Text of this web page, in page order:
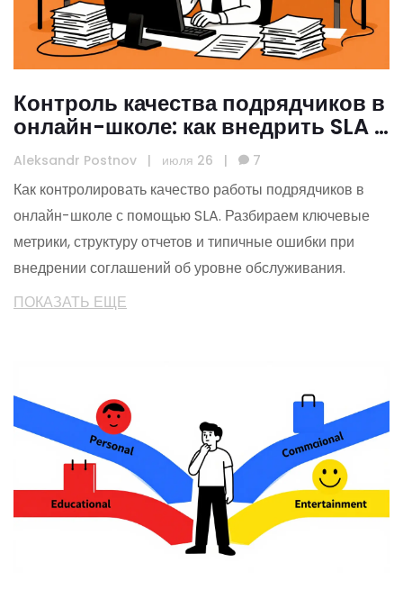
Контроль качества подрядчиков в
онлайн-школе: как внедрить SLA и
настроить отчетность
Aleksandr Postnov | июля 26 | 7
Как контролировать качество работы подрядчиков в
онлайн-школе с помощью SLA. Разбираем ключевые
метрики, структуру отчетов и типичные ошибки при
внедрении соглашений об уровне обслуживания.
ПОКАЗАТЬ ЕЩЕ